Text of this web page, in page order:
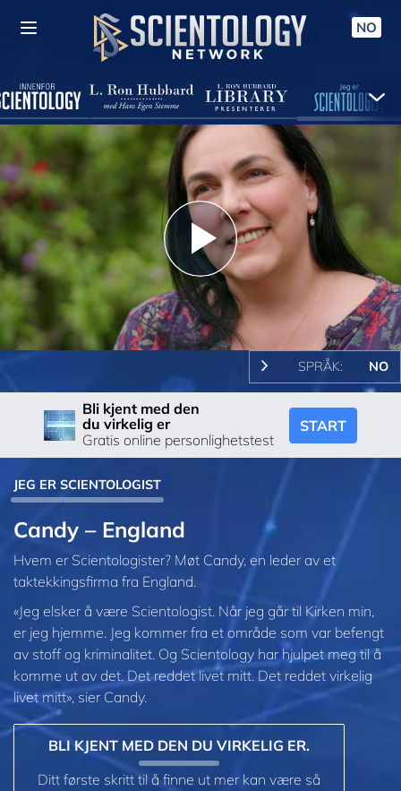
NO
Play
Video
SPRÅK: NO
Bli kjent med den
du virkelig er
Gratis online personlighetstest
START
JEG ER SCIENTOLOGIST
Candy – England
Hvem er Scientologister? Møt Candy, en leder av et
taktekkingsfirma fra England.
«Jeg elsker å være Scientologist. Når jeg går til Kirken min,
er jeg hjemme. Jeg kommer fra et område som var befengt
av stoff og kriminalitet. Og Scientology har hjulpet meg til å
komme ut av det. Det reddet livet mitt. Det reddet virkelig
livet mitt», sier Candy.
BLI KJENT MED DEN DU VIRKELIG ER.
Ditt første skritt til å finne ut mer kan være så